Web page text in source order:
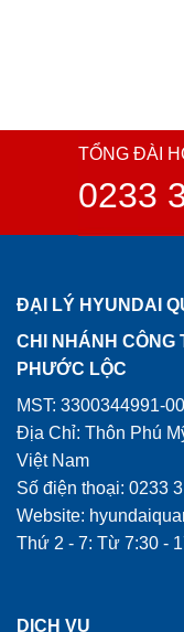
TỔNG ĐÀI
0233
ĐẠI LÝ HYUNDAI
CHI NHÁNH CÔNG
PHƯỚC LỘC
MST: 3300344991-
Địa Chỉ: Thôn Phú
Việt Nam
Số điện thoại: 0233
Website:
Thứ 2 - 7: Từ 7:30 -
DỊCH VỤ